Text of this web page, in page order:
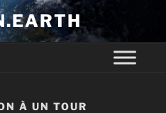
À UN TOUR